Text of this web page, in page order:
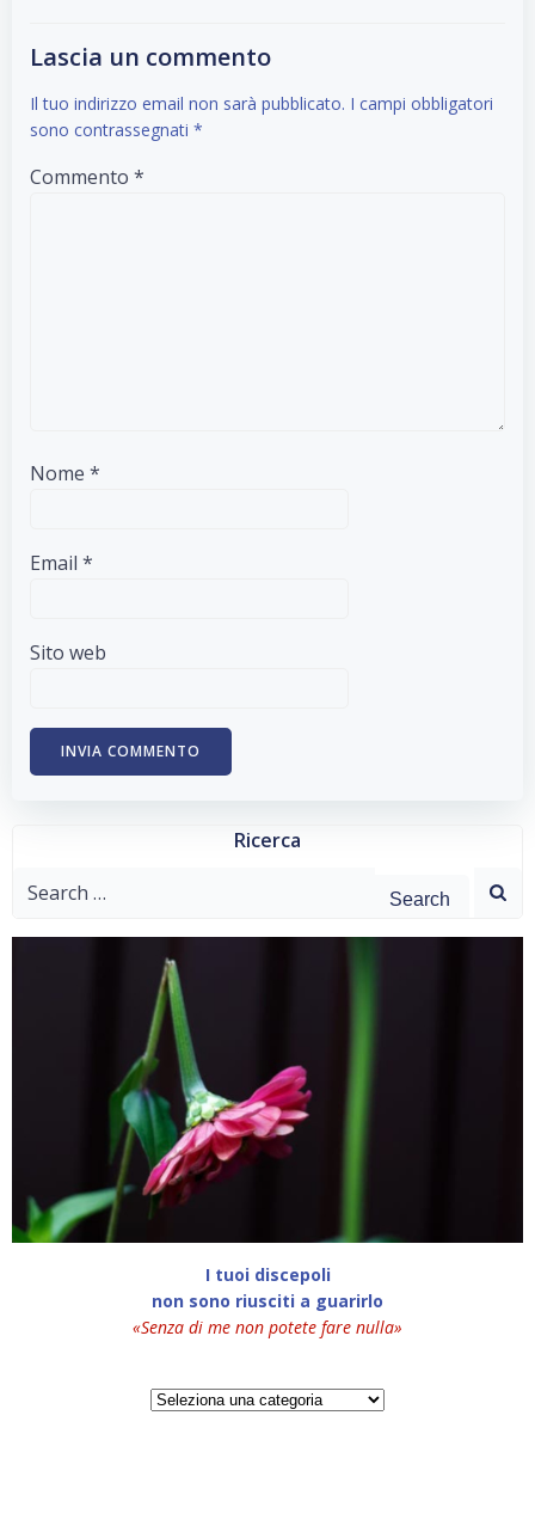
Lascia un commento
Il tuo indirizzo email non sarà pubblicato. I campi obbligatori
sono contrassegnati *
Commento *
Nome *
Email *
Sito web
Ricerca
Search
I tuoi discepoli
non sono riusciti a guarirlo
«Senza di me non potete fare nulla»
Categorie